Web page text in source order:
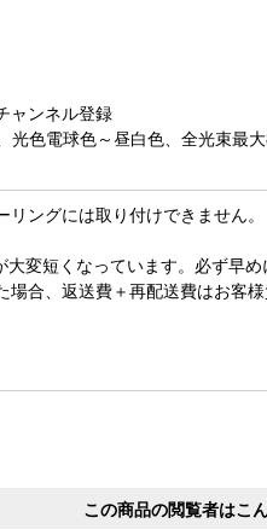
ャンネル登録
色電球色～昼白色、全光束最
ングには取り付けできません。
変短くなっています。必ず早め
合、返送費＋再配送費はお客様
この商品の閲覧者はこ